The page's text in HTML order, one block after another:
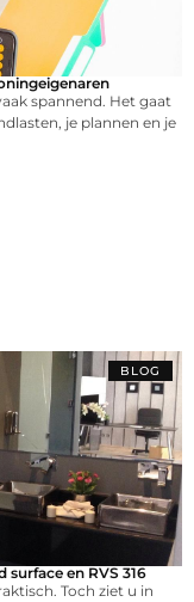
spannend. Het gaat
je plannen en je
BLOG
en RVS 316
Toch ziet u in